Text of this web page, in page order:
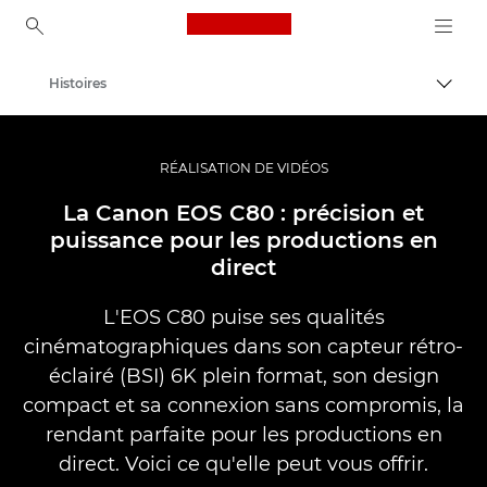
Canon Logo, back to
Vidéo et photographie professionnelles
Histoires
RÉALISATION DE VIDÉOS
La Canon EOS C80 : précision et
puissance pour les productions en
direct
L'EOS C80 puise ses qualités
cinématographiques dans son capteur rétro-
éclairé (BSI) 6K plein format, son design
compact et sa connexion sans compromis, la
rendant parfaite pour les productions en
direct. Voici ce qu'elle peut vous offrir.